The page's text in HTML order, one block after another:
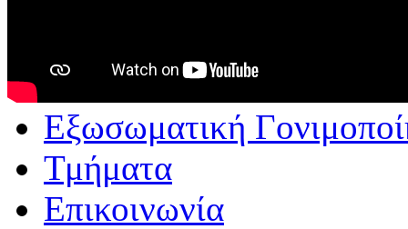
Εξωσωματική
Τμήματα
Επικοινωνία